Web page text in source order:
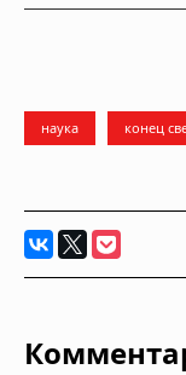
наука конец